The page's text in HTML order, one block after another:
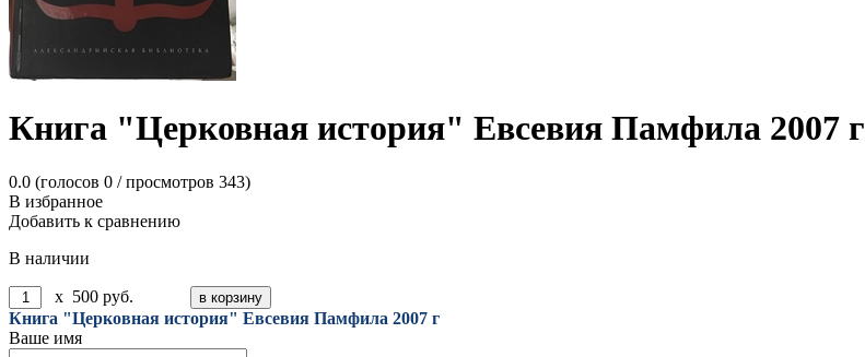
Книга "Церковная история" Евсевия Памфила 2007 г
0.0 (голосов 0 / просмотров 343)
В избранное
Добавить к сравнению
В наличии
x 500 руб.
Книга "Церковная история" Евсевия Памфила 2007 г
Ваше имя